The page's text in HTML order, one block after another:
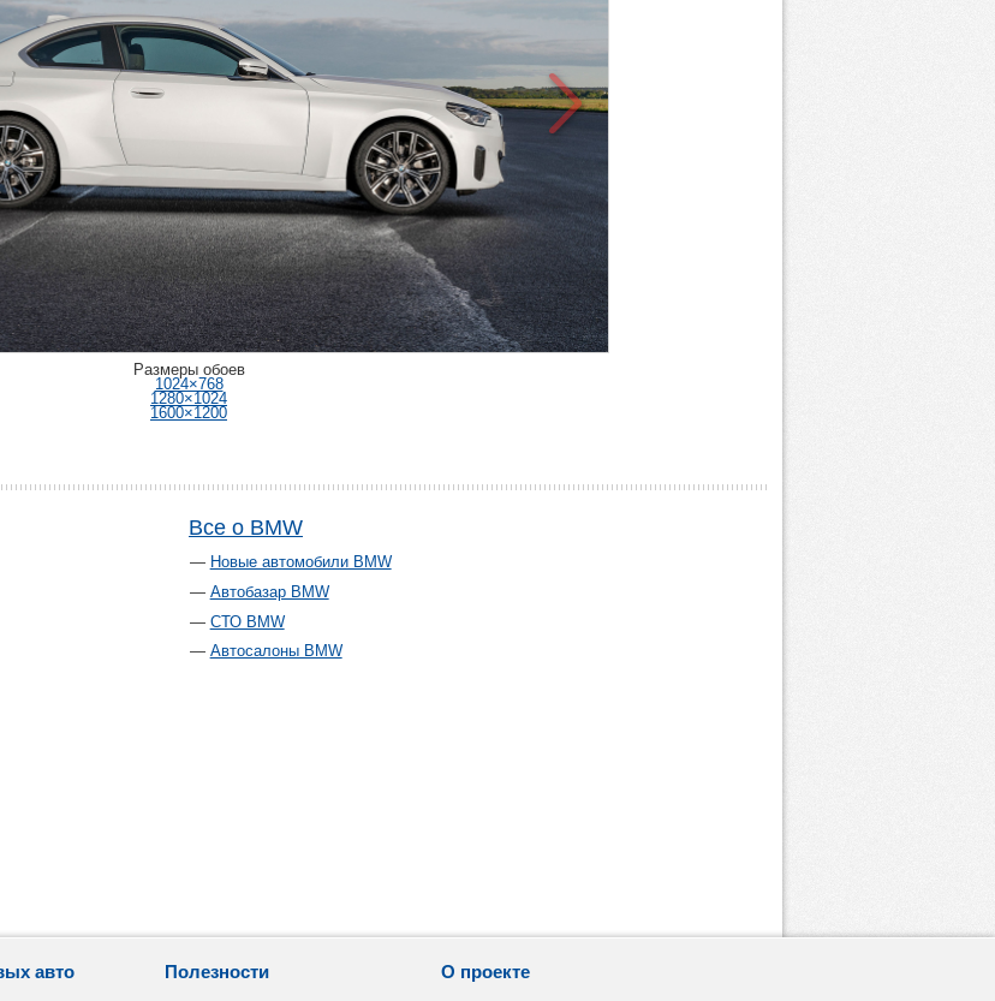
Размеры обоев
1024×768
1280×1024
1600×1200
Все о BMW
Новые автомобили BMW
Автобазар BMW
СТО BMW
Автосалоны BMW
авто Полезности О проекте